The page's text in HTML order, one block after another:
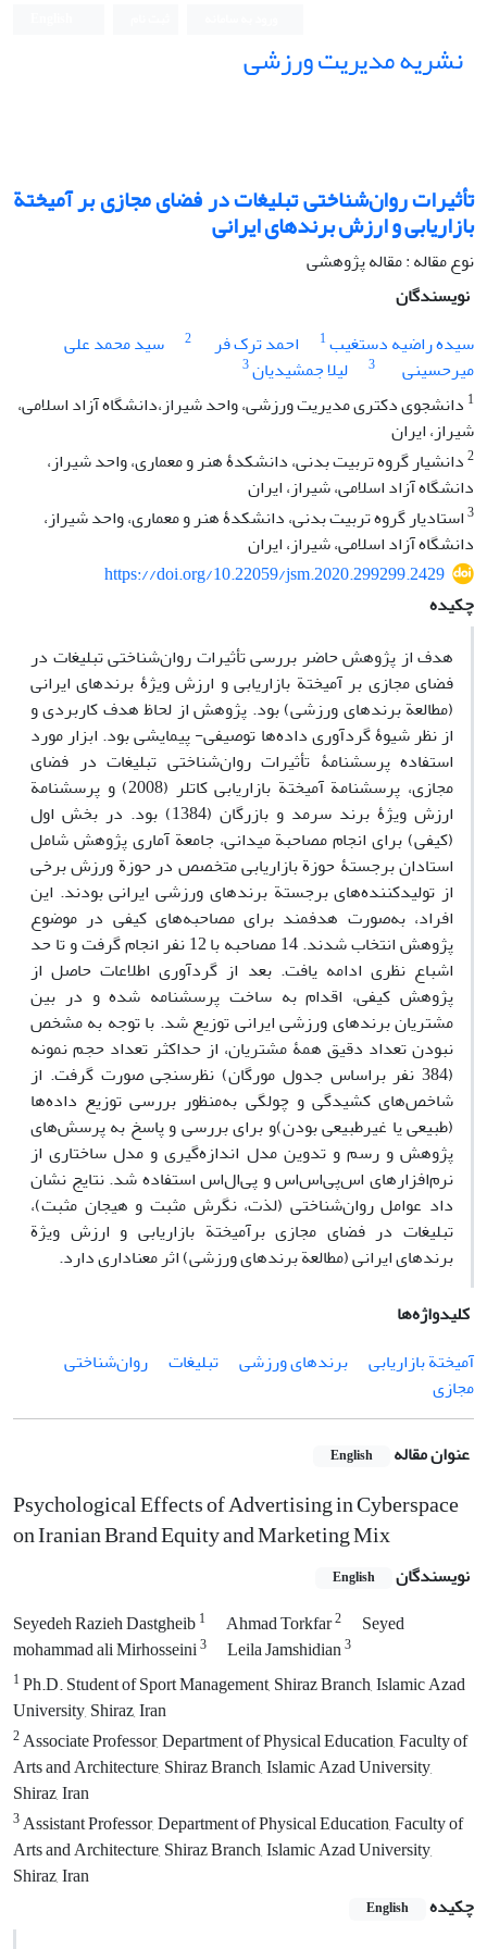
نشریه مدیریت ورزشی
تأثیرات روان‌شناختی تبلیغات در فضای مجازی بر آمیختة
بازاریابی و ارزش برندهای ایرانی
نوع مقاله : مقاله پژوهشی
نویسندگان
سیده راضیه دستغیب1 احمد ترک فر 2
سید محمد علی
میرحسینی
3 لیلا جمشیدیان3
1 دانشجوی دکتری مدیریت ورزشی، واحد شیراز،دانشگاه آزاد اسلامی،
شیراز، ایران
2دانشیار گروه تربیت بدنی، دانشکدۀ هنر و معماری، واحد شیراز،
دانشگاه آزاد اسلامی، شیراز، ایران
3استادیار گروه تربیت بدنی، دانشکدۀ هنر و معماری، واحد شیراز،
دانشگاه آزاد اسلامی، شیراز، ایران
https://doi.org/10.22059/jsm.2020.299299.2429
چکیده
هدف از پژوهش حاضر بررسی تأثیرات روان‌شناختی تبلیغات در
فضای مجازی بر آمیختة بازاریابی و ارزش ویژۀ برندهای ایرانی
(مطالعة برندهای ورزشی) بود. پژوهش از لحاظ هدف کاربردی و
از نظر شیوۀ گردآوری داده‌ها توصیفی- پیمایشی بود. ابزار مورد
استفاده پرسشنامۀ تأثیرات روان‌شناختی تبلیغات در فضای
مجازی، پرسشنامة آمیختة بازاریابی کاتلر (2008) و پرسشنامة
ارزش ویژۀ برند سرمد و بازرگان (1384) بود. در بخش اول
(کیفی) برای انجام مصاحبة میدانی، جامعة آماری پژوهش شامل
استادان برجستۀ حوزة بازاریابی متخصص در حوزة ورزش برخی
از تولیدکننده‌های برجستة برندهای ورزشی ایرانی بودند. این
افراد، به‌صورت هدفمند برای مصاحبه‌های کیفی در موضوع
پژوهش انتخاب شدند. 14 مصاحبه با 12 نفر انجام گرفت و تا حد
اشباع نظری ادامه یافت. بعد از گردآوری اطلاعات حاصل از
پژوهش کیفی، اقدام به ساخت پرسشنامه شده و در بین
مشتریان برندهای ورزشی ایرانی توزیع شد. با توجه به مشخص
نبودن تعداد دقیق همۀ مشتریان، از حداکثر تعداد حجم نمونه
(384 نفر براساس جدول مورگان) نظرسنجی صورت گرفت. از
شاخص‌های کشیدگی و چولگی به‌منظور بررسی توزیع داده‌ها
(طبیعی یا غیرطبیعی بودن)و برای بررسی و پاسخ به پرسش‌های
پژوهش و رسم و تدوین مدل اندازه‌گیری و مدل ساختاری از
نرم‌افزارهای اس‌پی‌اس‌اس و پی‌ال‌اس استفاده شد. نتایج نشان
داد عوامل روان‌شناختی (لذت، نگرش ‌مثبت و هیجان‌ مثبت)،
تبلیغات در فضای مجازی برآمیختة بازاریابی و ارزش ویژة
برندهای ایرانی (مطالعة برندهای ورزشی) اثر معناداری دارد.
کلیدواژه‌ها
آمیختة بازاریابی
برندهای ورزشی تبلیغات
روان‌شناختی
مجازی
عنوان مقاله English
Psychological Effects of Advertising in Cyberspace
on Iranian Brand Equity and Marketing Mix
نویسندگان English
Seyedeh Razieh Dastgheib1 Ahmad Torkfar2
Seyed
mohammad ali Mirhosseini3 Leila Jamshidian3
1Ph.D. Student of Sport Management, Shiraz Branch, Islamic Azad
University, Shiraz, Iran
2Associate Professor, Department of Physical Education, Faculty of
Arts and Architecture, Shiraz Branch, Islamic Azad University,
Shiraz, Iran
3Assistant Professor, Department of Physical Education, Faculty of
Arts and Architecture, Shiraz Branch, Islamic Azad University,
Shiraz, Iran
چکیده
English